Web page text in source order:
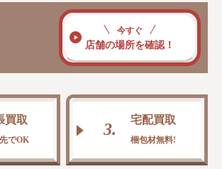
今すぐ
店舗の場所を確認！
買取
でOK
3.
宅配買取
梱包材無料!